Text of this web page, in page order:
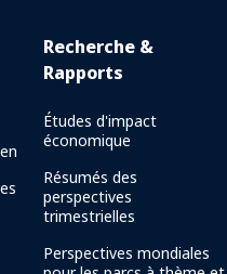
Recherche &
Rapports
Études d'impact
économique
Résumés des
perspectives
trimestrielles
Perspectives mondiales